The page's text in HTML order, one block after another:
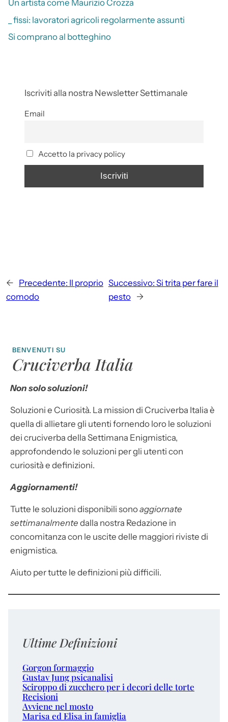
Un artista come Maurizio Crozza
_ fissi: lavoratori agricoli regolarmente assunti
Si comprano al botteghino
Iscriviti alla nostra Newsletter Settimanale
Email
Accetto la privacy policy
← Precedente: Il proprio
comodo
Successivo: Si trita per fare il
pesto
→
BENVENUTI SU
Cruciverba Italia
Non solo soluzioni!
Soluzioni e Curiosità. La mission di Cruciverba Italia è
quella di allietare gli utenti fornendo loro le soluzioni
dei cruciverba della Settimana Enigmistica,
approfondendo le soluzioni per gli utenti con
curiosità e definizioni.
Aggiornamenti!
Tutte le soluzioni disponibili sonoaggiornate
settimanalmente dalla nostra Redazione in
concomitanza con le uscite delle maggiori riviste di
enigmistica.
Aiuto per tutte le definizioni più difficili.
Ultime Definizioni
Gorgon formaggio
Gustav Jung psicanalisi
Sciroppo di zucchero per i decori delle torte
Recisioni
Avviene nel mosto
Marisa ed Elisa in famiglia